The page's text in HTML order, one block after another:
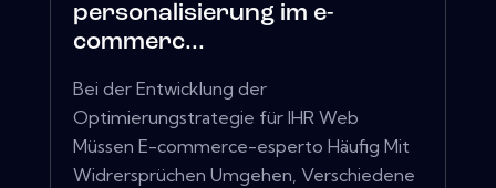
personalisierung im e-
commerc...
Bei der Entwicklung der
Optimierungstrategie für IHR Web
Müssen E-commerce-esperto Häufig Mit
Widrersprüchen Umgehen, Verschiedene